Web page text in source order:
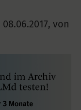
08.06.2017, von